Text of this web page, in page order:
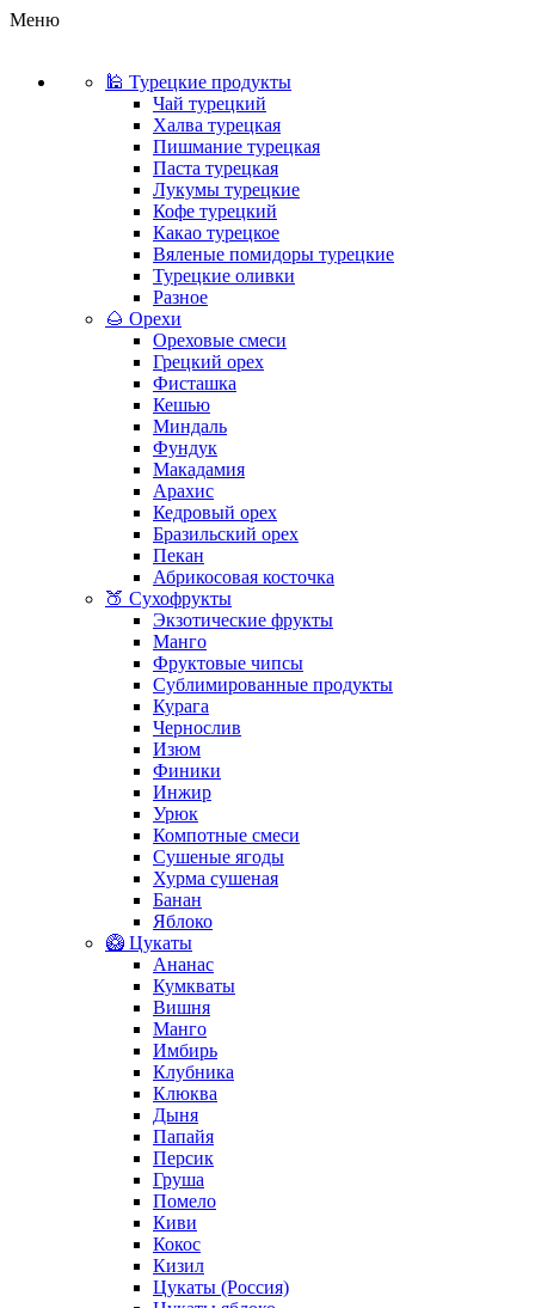
Меню
🕌 Турецкие продукты
Чай турецкий
Халва турецкая
Пишмание турецкая
Паста турецкая
Лукумы турецкие
Кофе турецкий
Какао турецкое
Вяленые помидоры турецкие
Турецкие оливки
Разное
🌰 Орехи
Ореховые смеси
Грецкий орех
Фисташка
Кешью
Миндаль
Фундук
Макадамия
Арахис
Кедровый орех
Бразильский орех
Пекан
Абрикосовая косточка
🍑 Сухофрукты
Экзотические фрукты
Манго
Фруктовые чипсы
Сублимированные продукты
Курага
Чернослив
Изюм
Финики
Инжир
Урюк
Компотные смеси
Сушеные ягоды
Хурма сушеная
Банан
Яблоко
🥝 Цукаты
Ананас
Кумкваты
Вишня
Манго
Имбирь
Клубника
Клюква
Дыня
Папайя
Персик
Груша
Помело
Киви
Кокос
Кизил
Цукаты (Россия)